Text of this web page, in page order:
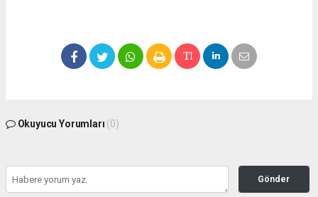
Okuyucu Yorumları (0)
Gönder